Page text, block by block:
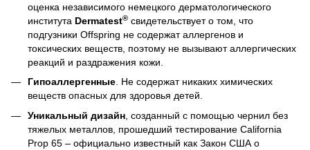
оценка независимого немецкого дерматологического
института Dermatest® свидетельствует о том, что
подгузники Offspring не содержат аллергенов и
токсических веществ, поэтому не вызывают аллергических
реакций и раздражения кожи.
Гипоаллергенные. Не содержат никаких химических
веществ опасных для здоровья детей.
Уникальный дизайн , созданный с помощью чернил без
тяжелых металлов, прошедший тестирование California
Prop 65 – официально известный как Закон США о